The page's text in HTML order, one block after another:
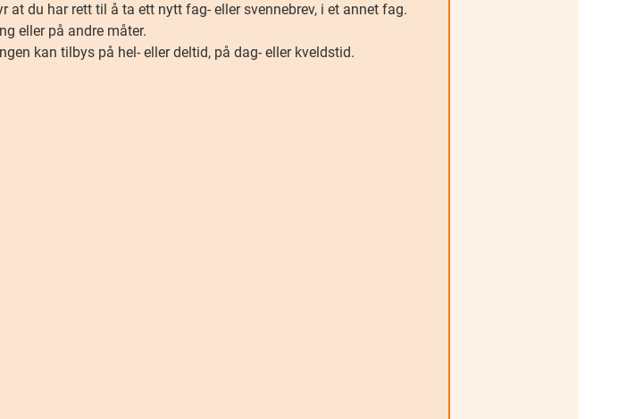
du har rett til å ta ett nytt fag- eller svennebrev, i et annet fag.
eller på andre måter.
kan tilbys på hel- eller deltid, på dag- eller kveldstid.